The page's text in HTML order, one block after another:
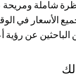
الأسعار في
عن رؤية
لك